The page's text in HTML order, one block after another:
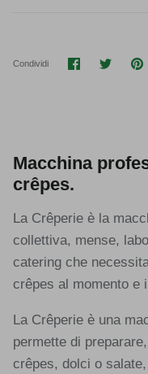
Condividi Condividi su
Macchina
crêpes.
La Crêperie è la
collettiva, mense,
catering che
crêpes al momento e
La Crêperie è una
permette di
crêpes, dolci o